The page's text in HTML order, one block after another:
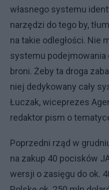
własnego systemu
narzędzi do tego by,
na takie odległości. Nie
systemu
broni. Żeby ta droga
niej dedykowany cały
Łuczak,wiceprezes
redaktor pism o
Poprzedni rząd w
na zakup 40 pocisków
wersji o zasięgu do ok.